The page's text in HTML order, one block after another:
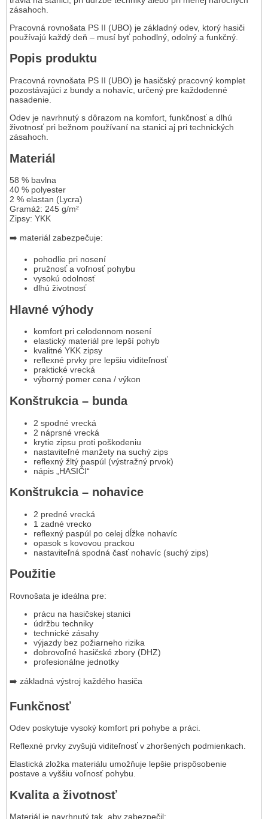
zásahoch.
Pracovná rovnošata PS II (UBO) je základný odev, ktorý hasiči
používajú každý deň – musí byť pohodlný, odolný a funkčný.
Popis produktu
Pracovná rovnošata PS II (UBO) je hasičský pracovný komplet
pozostávajúci z bundy a nohavíc, určený pre každodenné
nasadenie.
Odev je navrhnutý s dôrazom na komfort, funkčnosť a dlhú
životnosť pri bežnom používaní na stanici aj pri technických
zásahoch.
Materiál
58 % bavlna
40 % polyester
2 % elastan (Lycra)
Gramáž: 245 g/m²
Zipsy: YKK
➡️ materiál zabezpečuje:
pohodlie pri nosení
pružnosť a voľnosť pohybu
vysokú odolnosť
dlhú životnosť
Hlavné výhody
komfort pri celodennom nosení
elastický materiál pre lepší pohyb
kvalitné YKK zipsy
reflexné prvky pre lepšiu viditeľnosť
praktické vrecká
výborný pomer cena / výkon
Konštrukcia – bunda
2 spodné vrecká
2 náprsné vrecká
krytie zipsu proti poškodeniu
nastaviteľné manžety na suchý zips
reflexný žltý paspúl (výstražný prvok)
nápis „HASIČI“
Konštrukcia – nohavice
2 predné vrecká
1 zadné vrecko
reflexný paspúl po celej dĺžke nohavíc
opasok s kovovou prackou
nastaviteľná spodná časť nohavíc (suchý zips)
Použitie
Rovnošata je ideálna pre:
prácu na hasičskej stanici
údržbu techniky
technické zásahy
výjazdy bez požiarneho rizika
dobrovoľné hasičské zbory (DHZ)
profesionálne jednotky
➡️ základná výstroj každého hasiča
Funkčnosť
Odev poskytuje vysoký komfort pri pohybe a práci.
Reflexné prvky zvyšujú viditeľnosť v zhoršených podmienkach.
Elastická zložka materiálu umožňuje lepšie prispôsobenie
postave a vyššiu voľnosť pohybu.
Kvalita a životnosť
Materiál je navrhnutý tak, aby zabezpečil: